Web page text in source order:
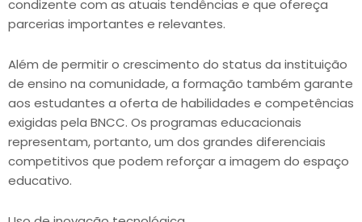
condizente com as atuais tendências e que ofereça
parcerias importantes e relevantes.
Além de permitir o crescimento do status da instituição
de ensino na comunidade, a formação também garante
aos estudantes a oferta de habilidades e competências
exigidas pela BNCC. Os programas educacionais
representam, portanto, um dos grandes diferenciais
competitivos que podem reforçar a imagem do espaço
educativo.